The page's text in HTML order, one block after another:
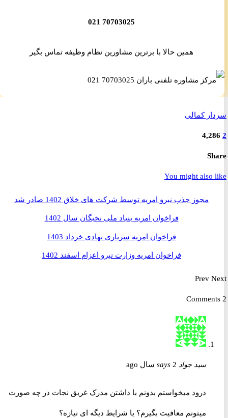
70703025 021
همین حالا با برترین مشاورین نظام وظیفه تماس بگیر
کمالی
You might
مجوز جذب نیرو امریه توسط شرکت های خلاق 1402 صادر شد
فراخوان امریه بنیاد ملی نخبگان سال 1402
فراخوان امریه سربازی نهادی خرداد 1403
فراخوان امریه وزارت نیرو اعزام اسفند 1402
Prev
سید جواد says 2 سال ago
درود میخواستم بدونم با داشتن مدرک غریق نجات در چه صورت
میتونم معافیت بگیرم‌؟ یا شرایط دیگه ای نیازه؟